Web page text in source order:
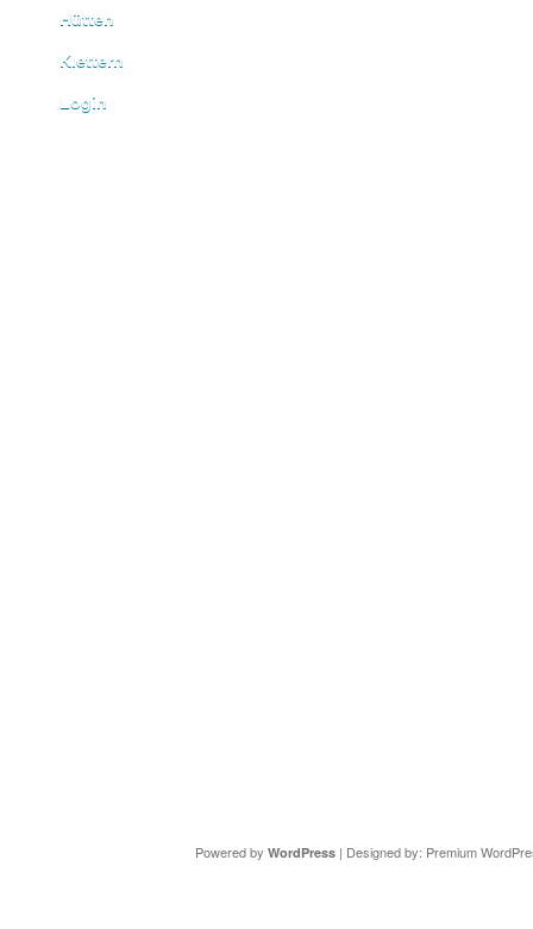
Hütten
Klettern
Login
Powered by WordPress| Designed by: Premium